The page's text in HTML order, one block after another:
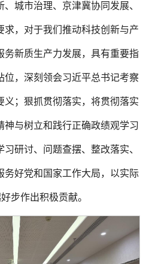
城市治理、京津冀协同发展、
求，对于我们推动科技创新与产
务新质生产力发展，具有重要指
位，深刻领会习近平总书记考察
义；狠抓贯彻落实，将贯彻落实
神与树立和践行正确政绩观学习
研讨、问题查摆、整改落实、
务好党和国家工作大局，以实际
步作出积极贡献。